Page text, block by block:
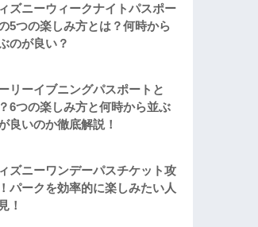
ズニーウィークナイトパスポー
5つの楽しみ方とは？何時から
のが良い？
リーイブニングパスポートと
6つの楽しみ方と何時から並ぶ
良いのか徹底解説！
ズニーワンデーパスチケット攻
パークを効率的に楽しみたい人
！